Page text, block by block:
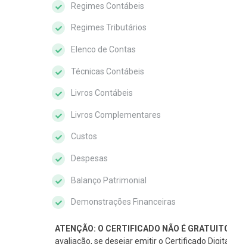
Regimes Contábeis
Regimes Tributários
Elenco de Contas
Técnicas Contábeis
Livros Contábeis
Livros Complementares
Custos
Despesas
Balanço Patrimonial
Demonstrações Financeiras
ATENÇÃO: O CERTIFICADO NÃO É
avaliação, se desejar emitir o Certificado